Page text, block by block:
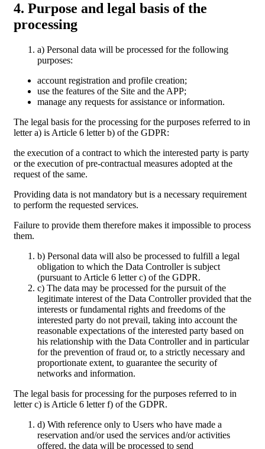
4. Purpose and legal basis of the
processing
a) Personal data will be processed for the following
purposes:
account registration and profile creation;
use the features of the Site and the APP;
manage any requests for assistance or information.
The legal basis for the processing for the purposes referred to in
letter a) is Article 6 letter b) of the GDPR:
the execution of a contract to which the interested party is party
or the execution of pre-contractual measures adopted at the
request of the same.
Providing data is not mandatory but is a necessary requirement
to perform the requested services.
Failure to provide them therefore makes it impossible to process
them.
b) Personal data will also be processed to fulfill a legal
obligation to which the Data Controller is subject
(pursuant to Article 6 letter c) of the GDPR.
c) The data may be processed for the pursuit of the
legitimate interest of the Data Controller provided that the
interests or fundamental rights and freedoms of the
interested party do not prevail, taking into account the
reasonable expectations of the interested party based on
his relationship with the Data Controller and in particular
for the prevention of fraud or, to a strictly necessary and
proportionate extent, to guarantee the security of
networks and information.
The legal basis for processing for the purposes referred to in
letter c) is Article 6 letter f) of the GDPR.
d) With reference only to Users who have made a
reservation and/or used the services and/or activities
offered, the data will be processed to send